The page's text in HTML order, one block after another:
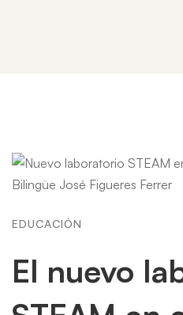
EDUCACIÓN
El nuevo